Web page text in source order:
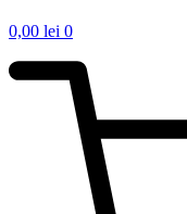
0,00 lei 0